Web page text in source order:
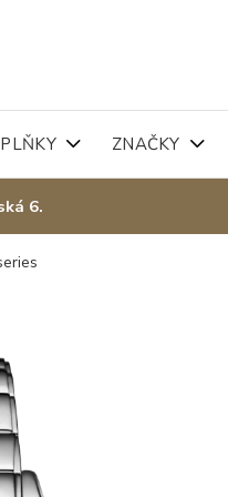
ZNAČKY
6.